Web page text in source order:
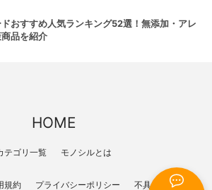
ドおすすめ人気ランキング52選！無添加・アレ
品を紹介
HOME
テゴリ一覧 モノシルとは
規約 プライバシーポリシー 不具合報告